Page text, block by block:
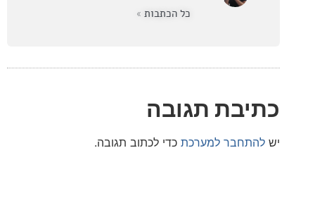
תגובה
למערכתכדי לכתוב תגובה.